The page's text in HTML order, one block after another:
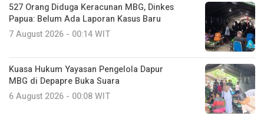
527 Orang Diduga Keracunan MBG, Dinkes
Papua: Belum Ada Laporan Kasus Baru
7 August 2026 - 00:14 WIT
Kuasa Hukum Yayasan Pengelola Dapur
MBG di Depapre Buka Suara
6 August 2026 - 00:08 WIT